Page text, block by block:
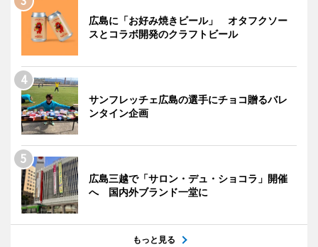
広島に「お好み焼きビール」 オタフクソー
スとコラボ開発のクラフトビール
サンフレッチェ広島の選手にチョコ贈るバレ
ンタイン企画
広島三越で「サロン・デュ・ショコラ」開催
へ 国内外ブランド一堂に
もっと見る